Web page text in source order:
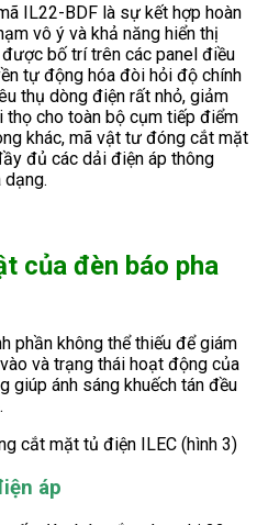
IL22-BDF là sự kết hợp hoàn
vô ý và khả năng hiển thị
bố trí trên các panel điều
tự động hóa đòi hỏi độ chính
thụ dòng điện rất nhỏ, giảm
thọ cho toàn bộ cụm tiếp điểm
khác, mã vật tư đóng cắt mặt
đủ các dải điện áp thông
của đèn báo pha
phần không thể thiếu để giám
và trạng thái hoạt động của
giúp ánh sáng khuếch tán đều
áp